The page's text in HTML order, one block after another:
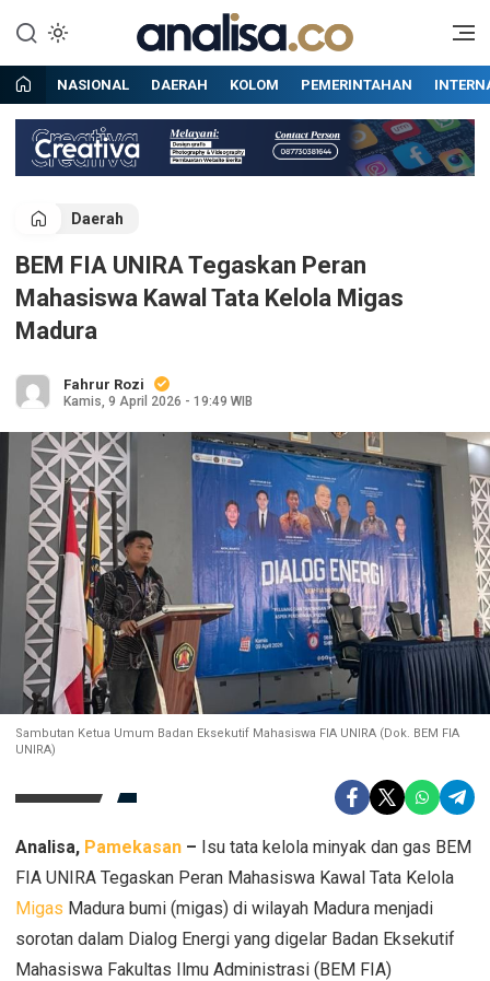
konten
Analisa
Situs berita online terpercaya
NASIONAL DAERAH KOLOM PEMERINTAHAN
Daerah
BEM FIA UNIRA Tegaskan Peran
Mahasiswa Kawal Tata Kelola Migas
Madura
Fahrur Rozi
Kamis, 9 April 2026 - 19:49 WIB
Sambutan Ketua Umum Badan Eksekutif Mahasiswa FIA UNIRA (Dok. BEM FIA
UNIRA)
Analisa, Pamekasan – Isu tata kelola minyak dan gas BEM
FIA UNIRA Tegaskan Peran Mahasiswa Kawal Tata Kelola
Migas Madura bumi (migas) di wilayah Madura menjadi
sorotan dalam Dialog Energi yang digelar Badan Eksekutif
Mahasiswa Fakultas Ilmu Administrasi (BEM FIA)